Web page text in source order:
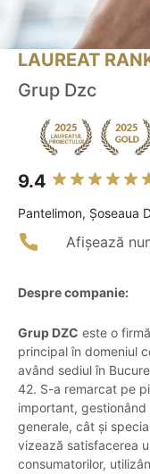
LAUREAT
Grup Dzc
9.4
Pantelimon, Șoseaua
Afișează
Despre companie:
Grup DZC este o
principal în domeniul
având sediul în
42. S-a remarcat pe
important,
generale, cât și
vizează satisfacerea
consumatorilor,